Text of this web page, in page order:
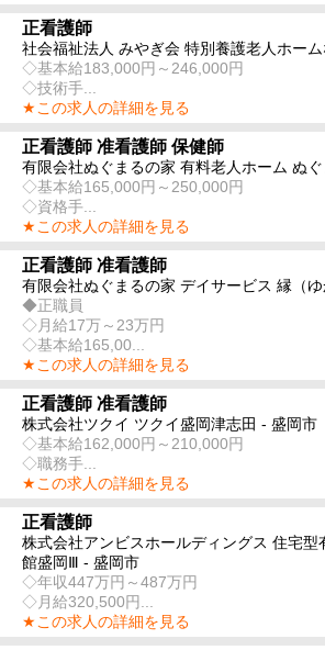
正看護師
社会福祉法人 みやぎ会 特別養護老人ホー
◇基本給183,000円～246,000円
◇技術手...
★この求人の詳細を見る
正看護師 准看護師 保健師
有限会社ぬぐまるの家 有料老人ホーム ぬ
◇基本給165,000円～250,000円
◇資格手...
★この求人の詳細を見る
正看護師 准看護師
有限会社ぬぐまるの家 デイサービス 縁（
◆正職員
◇月給17万～23万円
◇基本給165,00...
★この求人の詳細を見る
正看護師 准看護師
株式会社ツクイ ツクイ盛岡津志田 - 盛岡市
◇基本給162,000円～210,000円
◇職務手...
★この求人の詳細を見る
正看護師
株式会社アンビスホールディングス 住宅型
館盛岡Ⅲ - 盛岡市
◇年収447万円～487万円
◇月給320,500円...
★この求人の詳細を見る